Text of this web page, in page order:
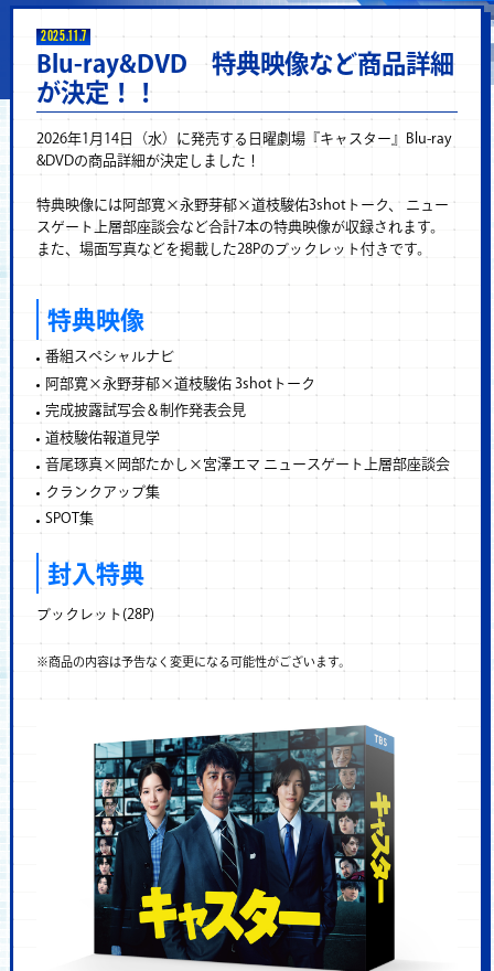
2025.11.7
Blu-ray&DVD 特典映像など商品詳細
が決定！！
2026年1月14日（水）に発売する日曜劇場『キャスター』Blu-ray
&DVDの商品詳細が決定しました！
特典映像には阿部寛×永野芽郁×道枝駿佑3shotトーク、 ニュー
スゲート上層部座談会など合計7本の特典映像が収録されます。
また、場面写真などを掲載した28Pのブックレット付きです。
特典映像
番組スペシャルナビ
阿部寛×永野芽郁×道枝駿佑 3shotトーク
完成披露試写会＆制作発表会見
道枝駿佑報道見学
音尾琢真×岡部たかし×宮澤エマ ニュースゲート上層部座談会
クランクアップ集
SPOT集
封入特典
ブックレット(28P)
※商品の内容は予告なく変更になる可能性がございます。